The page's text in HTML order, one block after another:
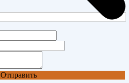
Отправить